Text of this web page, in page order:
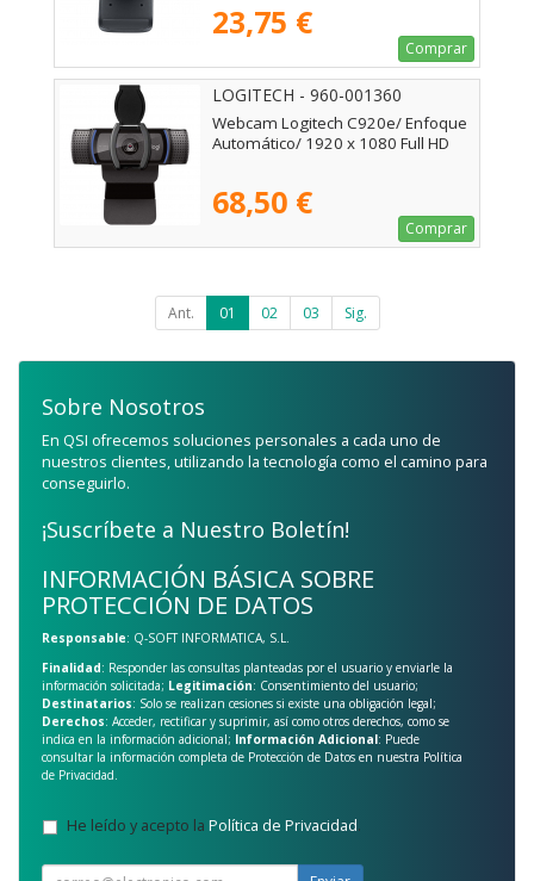
23,75 €
Comprar
LOGITECH - 960-001360
Webcam Logitech C920e/ Enfoque
Automático/ 1920 x 1080 Full HD
68,50 €
Comprar
Ant. 01 02 03 Sig.
Sobre Nosotros
En QSI ofrecemos soluciones personales a cada uno de
nuestros clientes, utilizando la tecnología como el camino para
conseguirlo.
¡Suscríbete a Nuestro Boletín!
INFORMACIÓN BÁSICA SOBRE
PROTECCIÓN DE DATOS
Responsable: Q-SOFT INFORMATICA, S.L.
Finalidad: Responder las consultas planteadas por el usuario y enviarle la
información solicitada; Legitimación: Consentimiento del usuario;
Destinatarios: Solo se realizan cesiones si existe una obligación legal;
Derechos: Acceder, rectificar y suprimir, así como otros derechos, como se
indica en la información adicional; Información Adicional: Puede
consultar la información completa de Protección de Datos en nuestra Política
de Privacidad.
He leído y acepto la Política de Privacidad.